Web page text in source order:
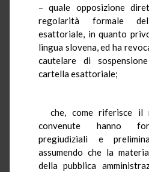
– quale opposizione
regolarità formale
esattoriale, in quanto
lingua slovena, ed ha
cautelare di
cartella esattoriale;
che, come riferisce il
convenute hanno
pregiudiziali e
assumendo che la
della pubblica